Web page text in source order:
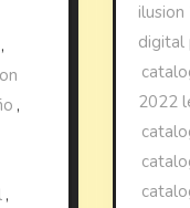
,
,
,
digital
2022